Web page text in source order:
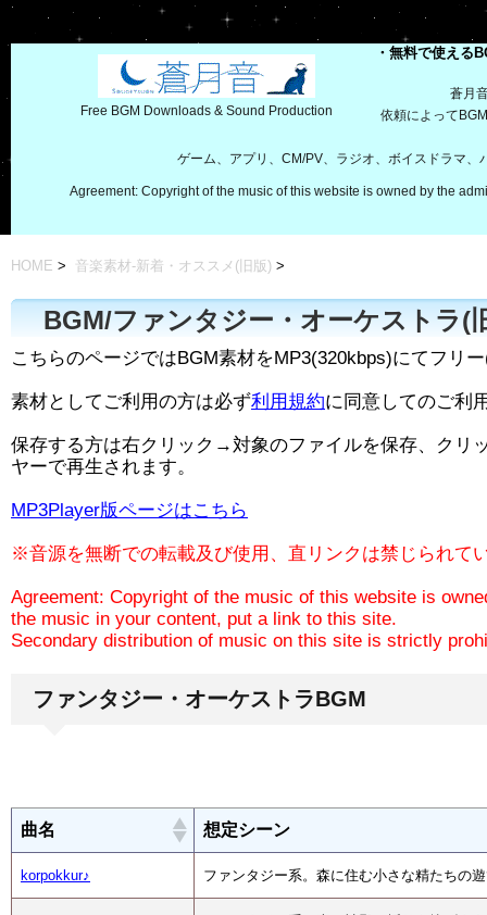
Free BGM Downloads & Sound Production
・無料で使える
蒼月
依頼によって
ゲーム、アプリ、CM/PV、ラジオ、ボイスドラマ
Agreement: Copyright of the music of this website is owned by the
HOME > 音楽素材-新着・オススメ(旧版) >
BGM/ファンタジー・オーケストラ(
こちらのページではBGM素材をMP3(320kbps)にてフリ
素材としてご利用の方は必ず利用規約に同意してのご利
保存する方は右クリック→対象のファイルを保存、クリ
ヤーで再生されます。
MP3Player版ページはこちら
※音源を無断での転載及び使用、直リンクは禁じられて
Agreement: Copyright of the music of this website is
the music in your content, put a link to this site.
Secondary distribution of music on this site is strictly
ファンタジー・オーケストラBGM
曲名 想定シーン
korpokkur♪ ファンタジー系。森に住む小さな精たちの